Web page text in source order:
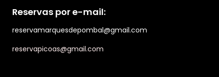
Reservas por e-mail:
reservamarquesdepombal@gmail.com
reservapicoas@gmail.com